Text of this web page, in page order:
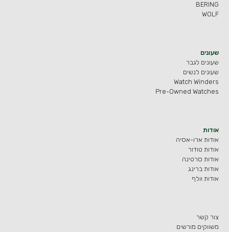
BERING
WOLF
שעונים
שעונים לגבר
שעונים לנשים
Watch Winders
Pre-Owned Watches
אודות
אודות ארו-אסיה
אודות טודור
אודות סרטינה
אודות ברינג
אודות וולף
צור קשר
משווקים מורשים